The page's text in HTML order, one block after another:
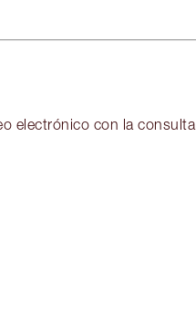
electrónico con la consulta